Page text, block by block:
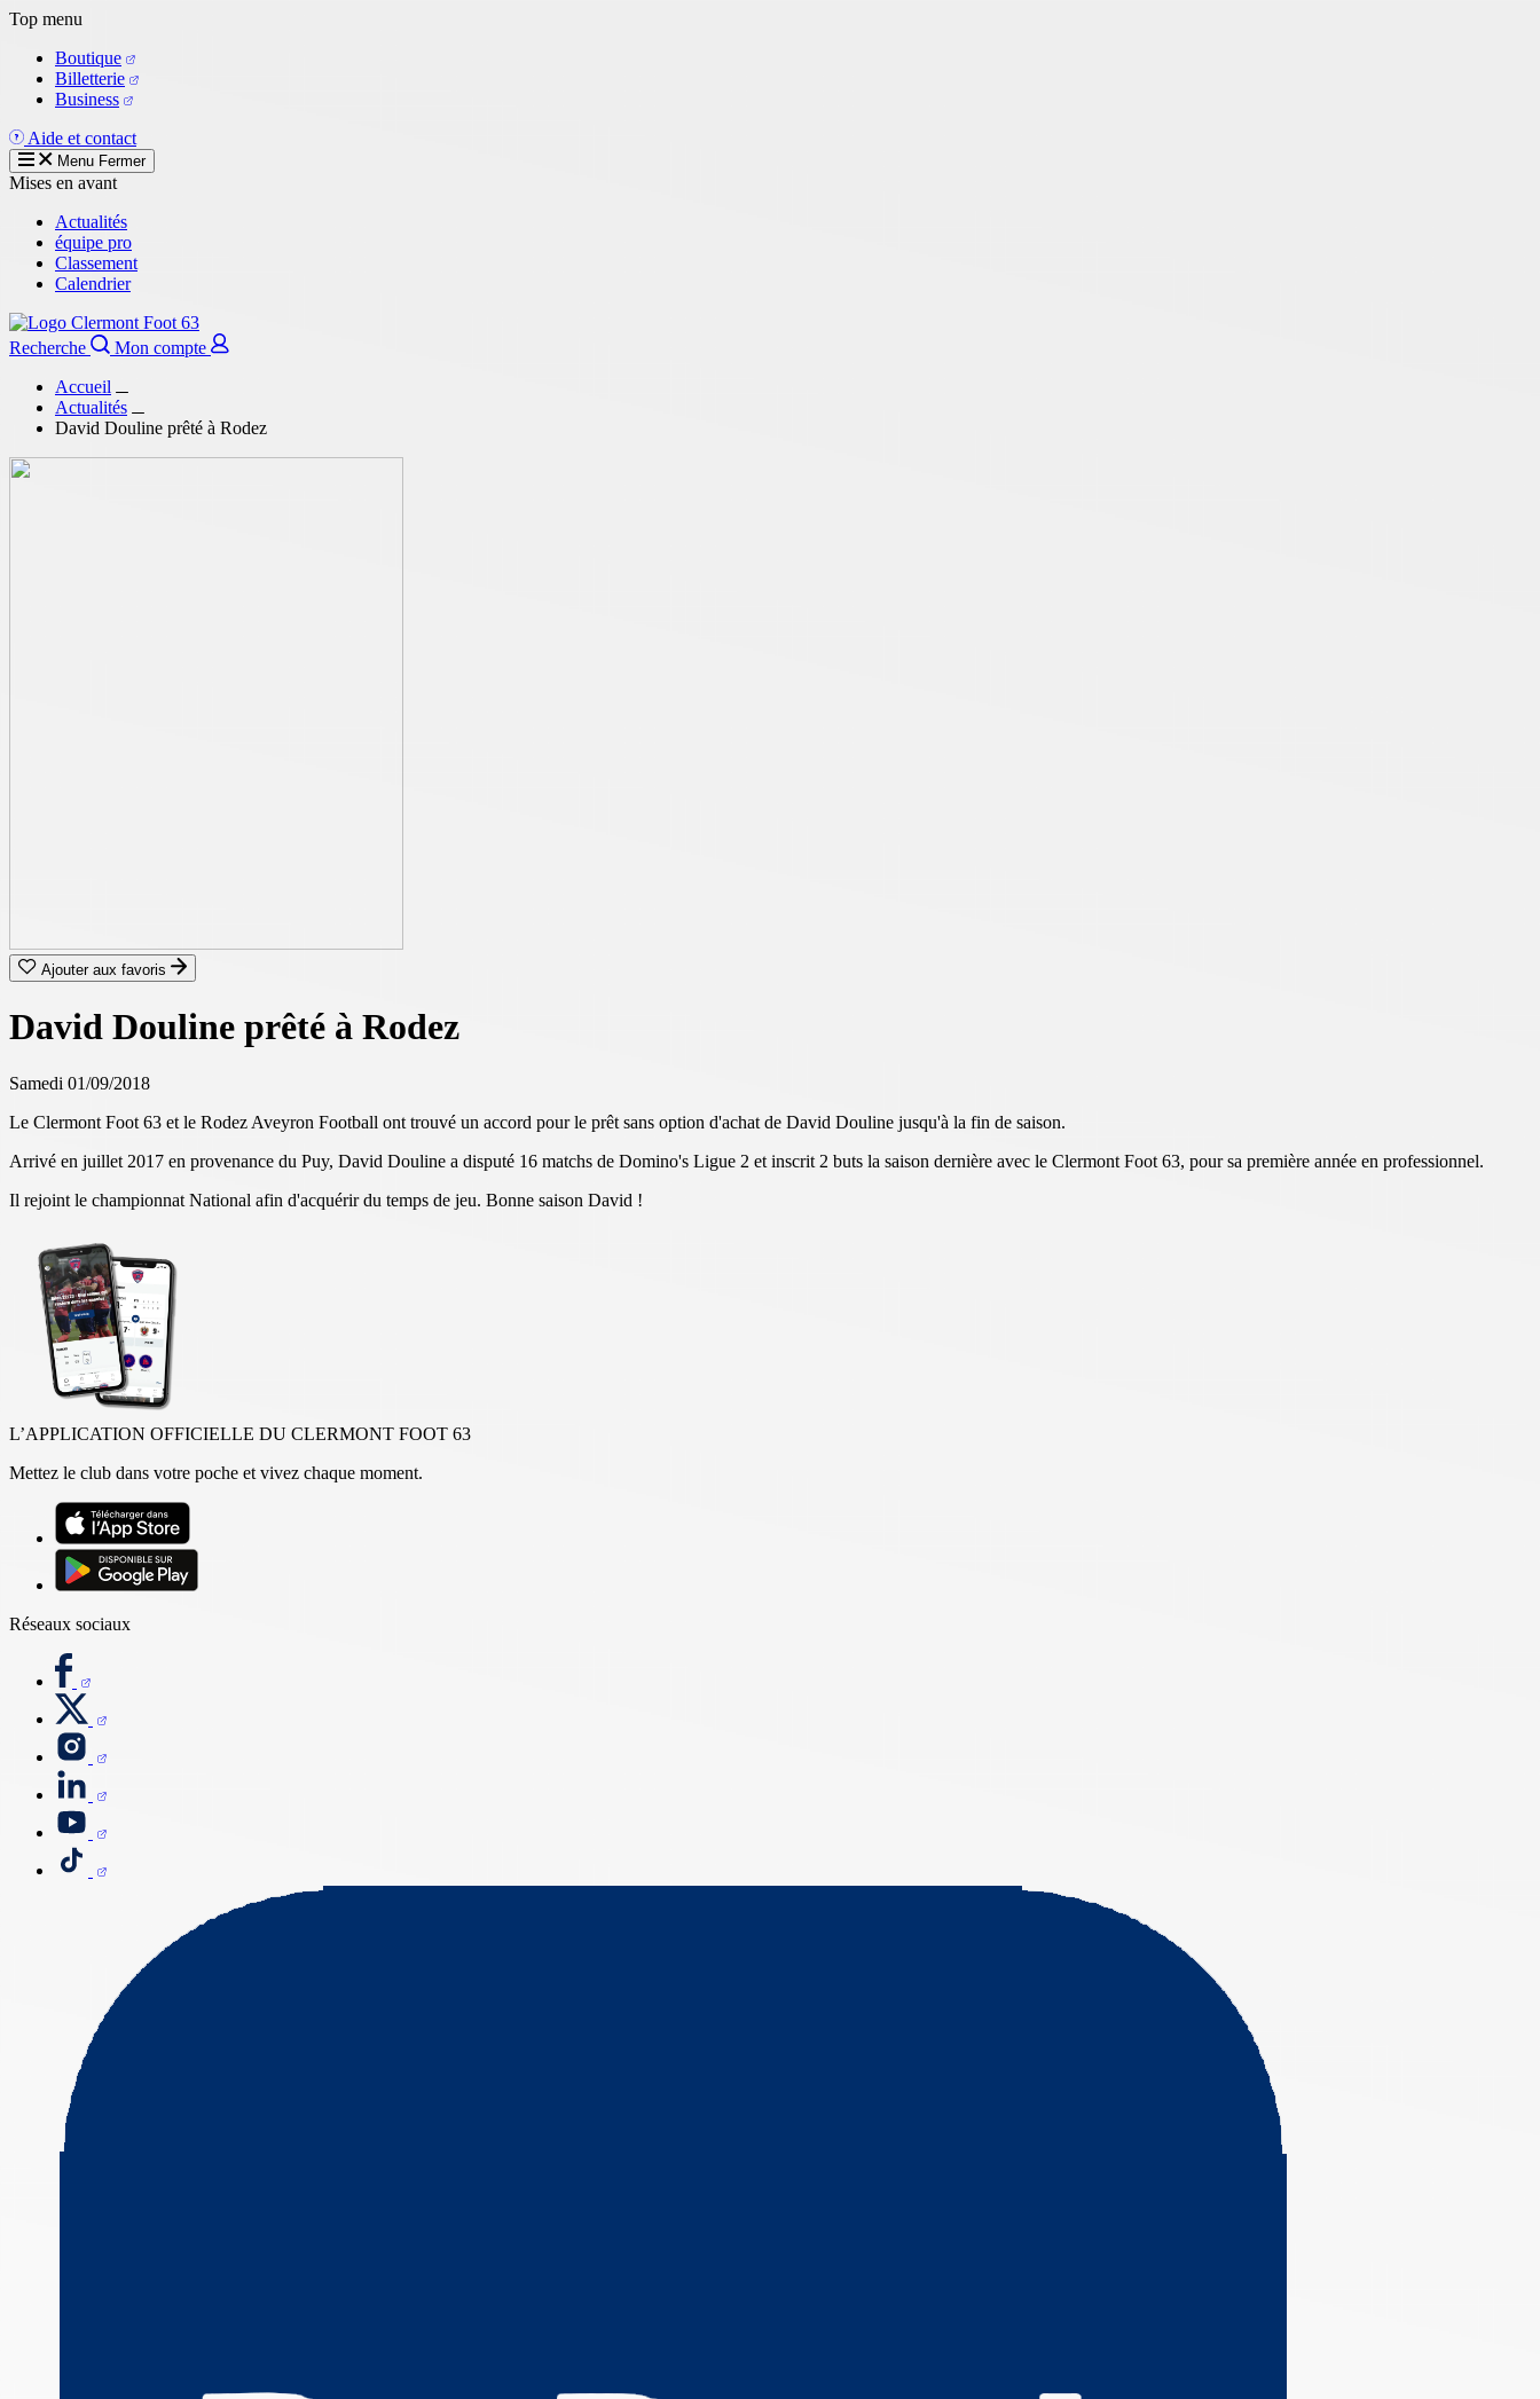
Aller
contenu
principal
Top menu
Boutique
Billetterie
Business
Aide et contact
Menu Fermer
Mises en avant
Actualités
équipe pro
Classement
Calendrier
Recherche
Mon compte
Accueil
Actualités
David Douline prêté à Rodez
Ajouter aux favoris
David Douline prêté à Rodez
Samedi 01/09/2018
Le Clermont Foot 63 et le Rodez Aveyron Football ont trouvé un accord pour le prêt sans option d'achat de David Douline jusqu'à la fin de saison.
Arrivé en juillet 2017 en provenance du Puy, David Douline a disputé 16 matchs de Domino's Ligue 2 et inscrit 2 buts la saison dernière avec le Clermont Foot 63, pour sa première année en professionnel.
Il rejoint le championnat National afin d'acquérir du temps de jeu. Bonne saison David !
L’APPLICATION OFFICIELLE DU CLERMONT FOOT 63
Mettez le club dans votre poche et vivez chaque moment.
Réseaux sociaux